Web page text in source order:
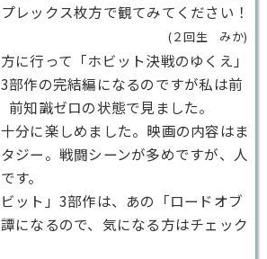
レックス枚方で観てみてください！
(２回生 みか)
に行って「ホビット決戦のゆくえ」
部作の完結編になるのですが私は前
知識ゼロの状態で見ました。
分に楽しめました。映画の内容はま
ジー。戦闘シーンが多めですが、人
す。
ット」3部作は、あの「ロードオブ
になるので、気になる方はチェック